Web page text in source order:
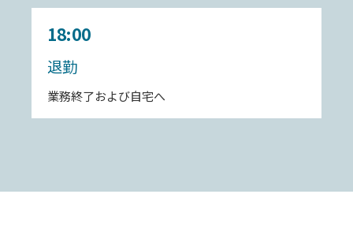
18:00
退勤
業務終了および自宅へ